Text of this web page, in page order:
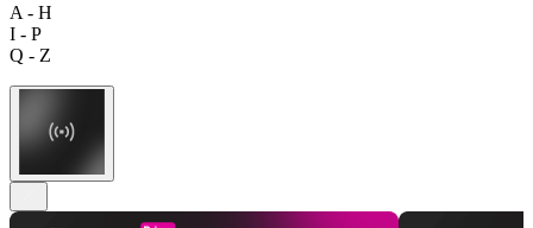
A - H
I - P
Q - Z